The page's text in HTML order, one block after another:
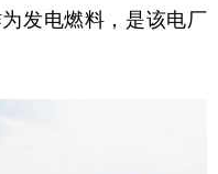
日本語 한국어
发电燃料，是该电厂